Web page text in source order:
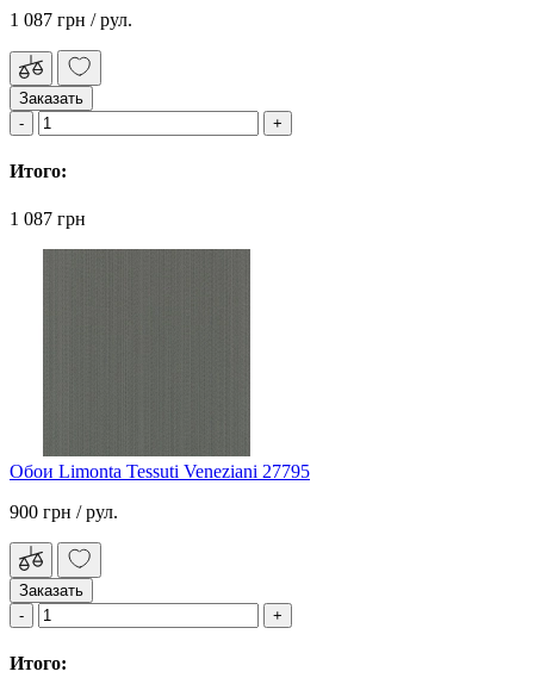
1 087 грн / рул.
Заказать
Итого:
1 087 грн
Обои Limonta Tessuti Veneziani 27795
900 грн / рул.
Заказать
Итого: